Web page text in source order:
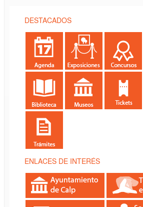
DESTACADOS
ENLACES DE INTERÉS